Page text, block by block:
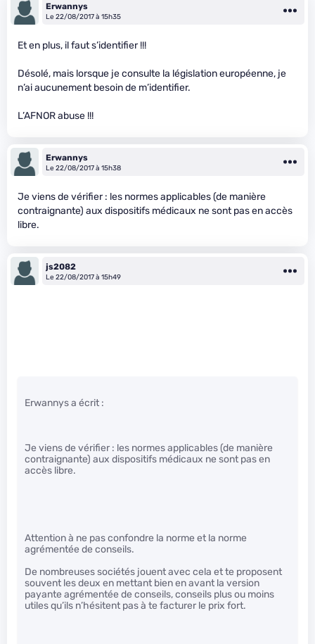
Erwannys
Le 22/08/2017 à 15h35
Et en plus, il faut s’identifier !!!
Désolé, mais lorsque je consulte la législation européenne, je
n’ai aucunement besoin de m’identifier.
L’AFNOR abuse !!!
Erwannys
Le 22/08/2017 à 15h38
Je viens de vérifier : les normes applicables (de manière
contraignante) aux dispositifs médicaux ne sont pas en accès
libre.
js2082
Le 22/08/2017 à 15h49
Erwannys a écrit :
Je viens de vérifier : les normes applicables (de manière
contraignante) aux dispositifs médicaux ne sont pas en
accès libre.
Attention à ne pas confondre la norme et la norme
agrémentée de conseils.
De nombreuses sociétés jouent avec cela et te proposent
souvent les deux en mettant bien en avant la version
payante agrémentée de conseils, conseils plus ou moins
utiles qu’ils n’hésitent pas à te facturer le prix fort.